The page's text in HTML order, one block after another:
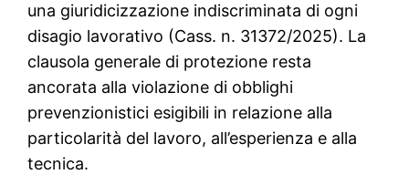
una giuridicizzazione indiscriminata di ogni
disagio lavorativo (Cass. n. 31372/2025). La
clausola generale di protezione resta
ancorata alla violazione di obblighi
prevenzionistici esigibili in relazione alla
particolarità del lavoro, all’esperienza e alla
tecnica.